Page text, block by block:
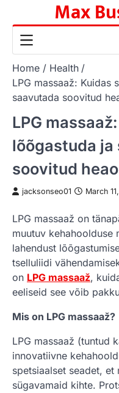
content
Max
Home
Health
LPG massaaž: Kuidas
saavutada soovitud
LPG
lõõgastuda ja
soovitud
jacksonseo01 March
LPG massaaž on
muutuv kehahoolduse
lahendust
tselluliidi
on LPG massaaž,
eeliseid see võib
Mis on LPG massaaž?
LPG massaaž (tuntud
innovatiivne
spetsiaalset seadet,
sügavamaid kihte.